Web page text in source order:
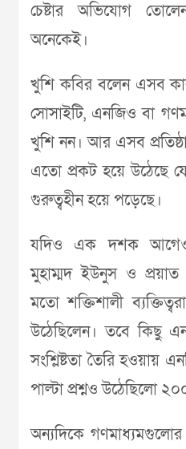
চেষ্টার অভিযোগ
অনেকেই।
খুশি কবির বলেন এসব
সোসাইটি, এনজিও বা
খুশি নন। আর এসব
এতো প্রকট হয়ে উঠেছে যে
গুরুত্বহীন হয়ে পড়েছে।
যদিও এক দশক আগেও
মুহাম্মদ ইউনুস ও
মতো শক্তিশালী
উঠেছিলেন। তবে কিছু
সংশ্লিষ্টতা তৈরি হওয়ায়
পাল্টা প্রশ্নও উঠেছিলো
অন্যদিকে